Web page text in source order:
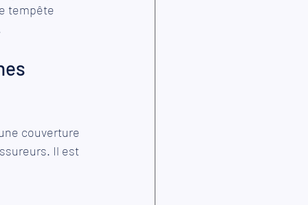
tempête
couverture
Il est